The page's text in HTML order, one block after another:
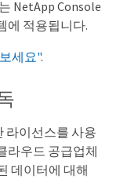
NetApp Console
에 적용됩니다.
세요".
라이선스를 사용
라우드 공급업체
데이터에 대해